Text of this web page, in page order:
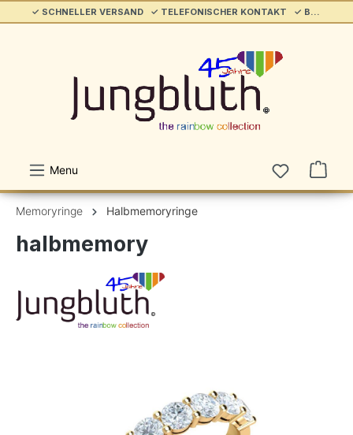
springen ✓ SCHNELLER VERSAND ✓ TELEFONISCHER KONTAKT ✓ BELIEBT & ETABLIERT ✓ SERVICE/HILFE
Menu
Memoryringe Halbmemoryringe
halbmemory